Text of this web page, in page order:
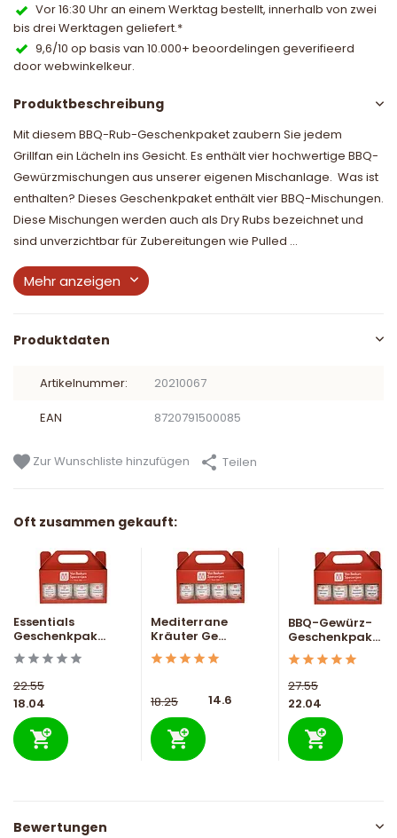
Vor 16:30 Uhr an einem Werktag bestellt, innerhalb von zwei
bis drei Werktagen geliefert.*
9,6/10 op basis van 10.000+ beoordelingen geverifieerd
door webwinkelkeur.
Produktbeschreibung
Mit diesem BBQ-Rub-Geschenkpaket zaubern Sie jedem
Grillfan ein Lächeln ins Gesicht. Es enthält vier hochwertige BBQ-
Gewürzmischungen aus unserer eigenen Mischanlage. Was ist
enthalten? Dieses Geschenkpaket enthält vier BBQ-Mischungen.
Diese Mischungen werden auch als Dry Rubs bezeichnet und
sind unverzichtbar für Zubereitungen wie Pulled ...
Mehr anzeigen
Produktdaten
Artikelnummer: 20210067
EAN 8720791500085
Zur Wunschliste hinzufügen Teilen
Oft zusammen gekauft:
Essentials
Geschenkpak...
22.55
18.04
Mediterrane
Kräuter Ge...
18.25 14.6
BBQ-Gewürz-
Geschenkpak...
27.55
22.04
Bewertungen